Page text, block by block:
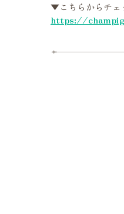
▼こちらからチェ
https://